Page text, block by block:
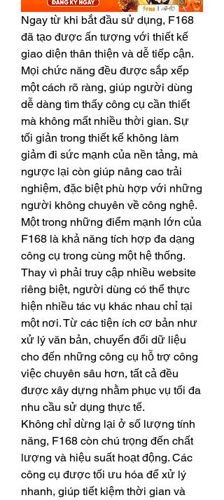
Ngay từ khi bắt đầu sử dụng, F168
đã tạo được ấn tượng với thiết kế
giao diện thân thiện và dễ tiếp cận.
Mọi chức năng đều được sắp xếp
một cách rõ ràng, giúp người dùng
dễ dàng tìm thấy công cụ cần thiết
mà không mất nhiều thời gian. Sự
tối giản trong thiết kế không làm
giảm đi sức mạnh của nền tảng, mà
ngược lại còn giúp nâng cao trải
nghiệm, đặc biệt phù hợp với những
người không chuyên về công nghệ.
Một trong những điểm mạnh lớn của
F168 là khả năng tích hợp đa dạng
công cụ trong cùng một hệ thống.
Thay vì phải truy cập nhiều website
riêng biệt, người dùng có thể thực
hiện nhiều tác vụ khác nhau chỉ tại
một nơi. Từ các tiện ích cơ bản như
xử lý văn bản, chuyển đổi dữ liệu
cho đến những công cụ hỗ trợ công
việc chuyên sâu hơn, tất cả đều
được xây dựng nhằm phục vụ tối đa
nhu cầu sử dụng thực tế.
Không chỉ dừng lại ở số lượng tính
năng, F168 còn chú trọng đến chất
lượng và hiệu suất hoạt động. Các
công cụ được tối ưu hóa để xử lý
nhanh, giúp tiết kiệm thời gian và